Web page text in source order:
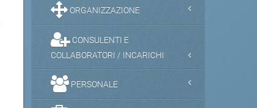
ORGANIZZAZIONE
CONSULENTI E
COLLABORATORI / INCARICHI
PERSONALE